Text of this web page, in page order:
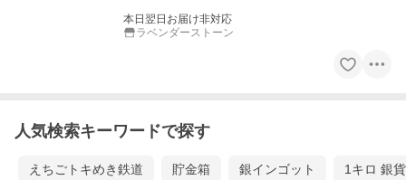
本日翌日お届け非対応
ラベンダーストーン
人気検索キーワードで探す
えちごトキめき鉄道 貯金箱 銀インゴット 1キロ 銀貨